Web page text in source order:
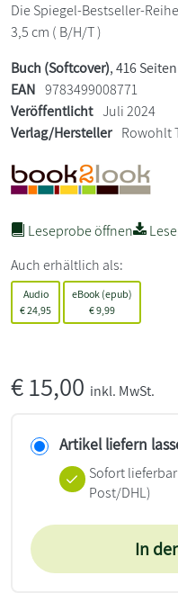
Die Spiegel-Bestseller-
3,5 cm ( B/H/T )
Buch (Softcover), 416 Seiten
EAN 9783499008771
Veröffentlicht Juli 2024
Verlag/Hersteller Rowohlt
Leseprobe öffnen
Auch erhältlich als:
Audio
€24,95
eBook (epub)
€9,99
€15,00 inkl. MwSt.
Artikel liefern
Sofort lieferbar
Post/DHL)
In